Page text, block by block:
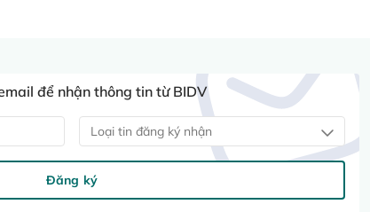
để nhận thông tin từ BIDV
Loại tin đăng ký nhận
Đăng ký